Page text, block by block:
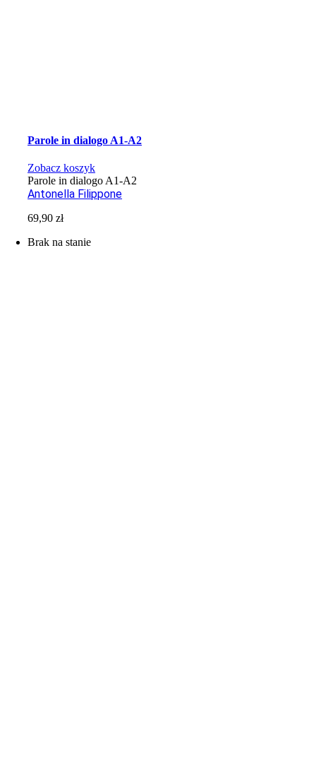
Parole in dialogo A1-A2
Zobacz koszyk
Parole in dialogo A1-A2
Antonella Filippone
69,90zł
Brak na stanie